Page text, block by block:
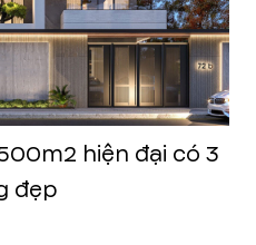
hiện đại có 3
đẹp